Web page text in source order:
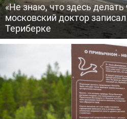
«Не знаю, что здесь
московский доктор
Териберке